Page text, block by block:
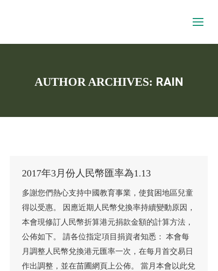
AUTHOR ARCHIVES: RAIN
2017年3月份人民幣匯率為1.13
多謝您們熱心支持中國教育事業，使貧困地區兒童
得以受惠。 因應近期人民幣兌換率持續變動原因，
本會現修訂人民幣折算港元捐款金額的計算方法，
公佈如下。 請各位指定項目捐資者知悉： 本會每
月調整人民幣兌換港元匯率一次，在每月首交易日
作出調整，並在苗圃網頁上公佈。 當月本會以此兌